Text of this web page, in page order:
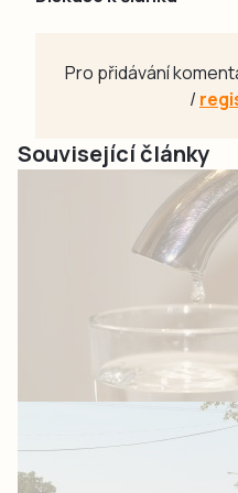
Pro přidávání
/
Související články